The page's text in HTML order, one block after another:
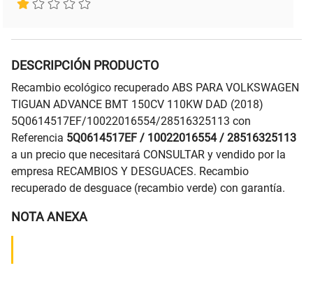
DESCRIPCIÓN PRODUCTO
Recambio ecológico recuperado ABS PARA VOLKSWAGEN
TIGUAN ADVANCE BMT 150CV 110KW DAD (2018)
5Q0614517EF/10022016554/28516325113 con
Referencia 5Q0614517EF / 10022016554 / 28516325113
a un precio que necesitará CONSULTAR y vendido por la
empresa RECAMBIOS Y DESGUACES. Recambio
recuperado de desguace (recambio verde) con garantía.
NOTA ANEXA